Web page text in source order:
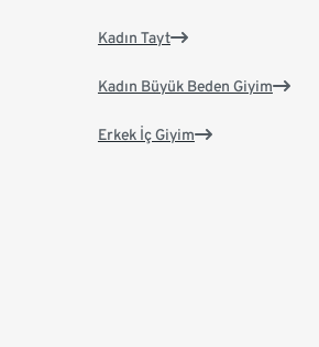
Kadın Tayt
Kadın Büyük Beden Giyim
Erkek İç Giyim